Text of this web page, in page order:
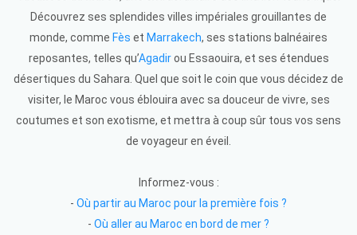
Découvrez ses splendides villes impériales grouillantes de
monde, comme Fès et Marrakech, ses stations balnéaires
reposantes, telles qu’Agadirou Essaouira, et ses étendues
désertiques du Sahara. Quel que soit le coin que vous décidez de
visiter, le Maroc vous éblouira avec sa douceur de vivre, ses
coutumes et son exotisme, et mettra à coup sûr tous vos sens
de voyageur en éveil.
Informez-vous :
- Où partir au Maroc pour la première fois ?
- Où aller au Maroc en bord de mer ?